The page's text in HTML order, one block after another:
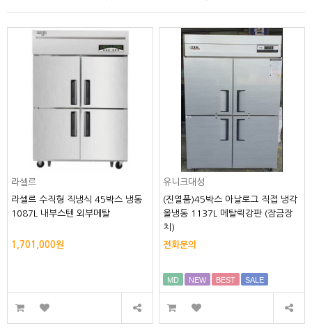
라셀르
라셀르 수직형 직냉식 45박스 냉동
1087L 내부스텐 외부메탈
1,701,000원
유니크대성
(진열품)45박스 아날로그 직접 냉각
올냉동 1137L 메탈릭강판 (잠금장
치)
전화문의
MD NEW BEST SALE